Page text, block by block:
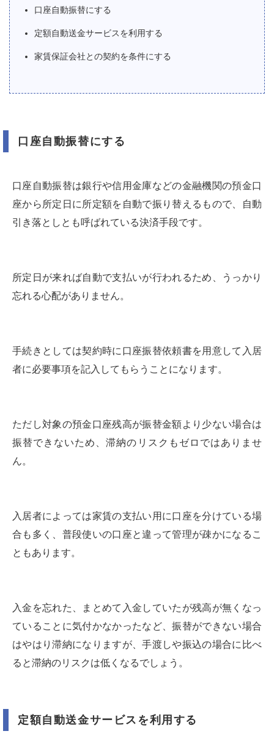
口座自動振替にする
定額自動送金サービスを利用する
家賃保証会社との契約を条件にする
口座自動振替にする
口座自動振替は銀行や信用金庫などの金融機関の預金口
座から所定日に所定額を自動で振り替えるもので、自動
引き落としとも呼ばれている決済手段です。
所定日が来れば自動で支払いが行われるため、うっかり
忘れる心配がありません。
手続きとしては契約時に口座振替依頼書を用意して入居
者に必要事項を記入してもらうことになります。
ただし対象の預金口座残高が振替金額より少ない場合は
振替できないため、滞納のリスクもゼロではありませ
ん。
入居者によっては家賃の支払い用に口座を分けている場
合も多く、普段使いの口座と違って管理が疎かになるこ
ともあります。
入金を忘れた、まとめて入金していたが残高が無くなっ
ていることに気付かなかったなど、振替ができない場合
はやはり滞納になりますが、手渡しや振込の場合に比べ
ると滞納のリスクは低くなるでしょう。
定額自動送金サービスを利用する